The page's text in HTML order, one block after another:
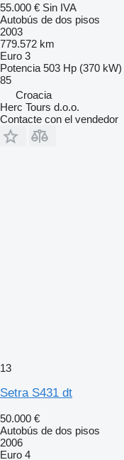
55.000 € Sin IVA
Autobús de dos pisos
2003
779.572 km
Euro 3
Potencia 503 Hp (370 kW)
85
Croacia
Herc Tours d.o.o.
Contacte con el vendedor
13
Setra S431 dt
50.000 €
Autobús de dos pisos
2006
Euro 4